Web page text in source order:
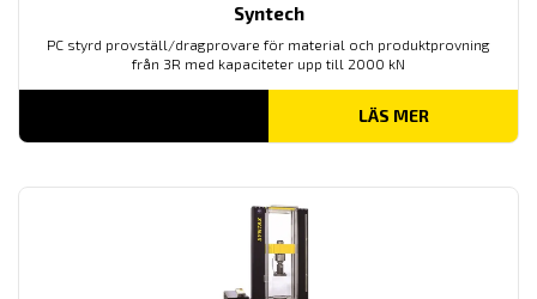
Syntech
PC styrd provställ/dragprovare för material och produktprovning
från 3R med kapaciteter upp till 2000 kN
LÄS MER